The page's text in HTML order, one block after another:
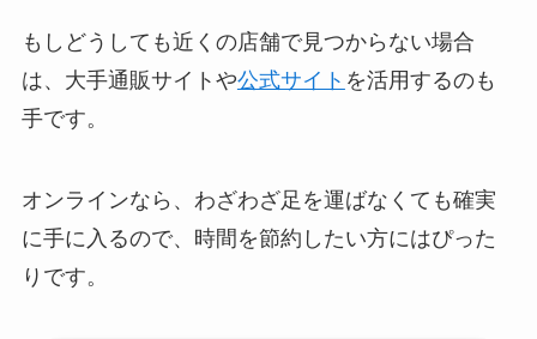
もしどうしても近くの店舗で見つからない場合
は、大手通販サイトや公式サイト を活用するのも
手です。
オンラインなら、わざわざ足を運ばなくても確実
に手に入るので、時間を節約したい方にはぴった
りです。